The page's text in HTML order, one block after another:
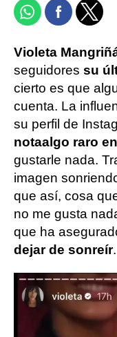
Violeta
seguidores su
cierto es que
cuenta. La
su perfil de
notaalgo raro
gustarle nada.
imagen
que así, cosa
no me gusta
que ha
dejar de sonreír.